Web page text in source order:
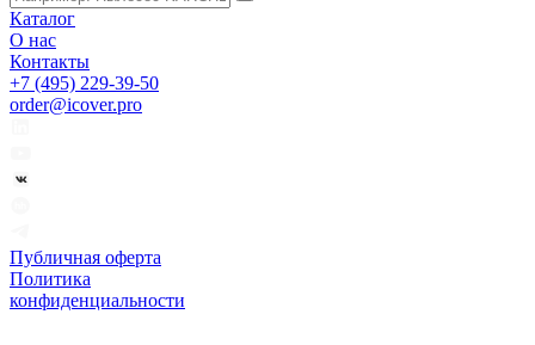
Каталог
О нас
Контакты
+7 (495) 229-39-50
order@icover.pro
Публичная оферта
Политика
конфиденциальности